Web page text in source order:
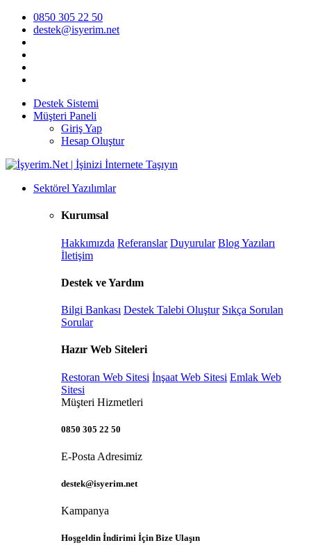
0850 305 22 50
destek@isyerim.net
Destek Sistemi
Müşteri Paneli
Giriş Yap
Hesap Oluştur
Sektörel Yazılımlar
Kurumsal
Hakkımızda Referanslar Duyurular Blog Yazıları
İletişim
Destek ve Yardım
Bilgi Bankası Destek Talebi Oluştur Sıkça Sorulan
Sorular
Hazır Web Siteleri
Restoran Web Sitesi İnşaat Web Sitesi Emlak Web
Sitesi
Müşteri Hizmetleri
0850 305 22 50
E-Posta Adresimiz
destek@isyerim.net
Kampanya
Hoşgeldin İndirimi İçin Bize Ulaşın